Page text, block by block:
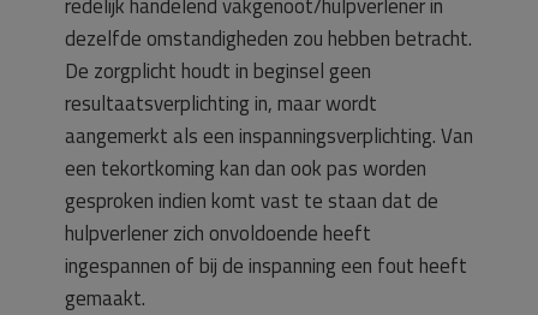
dezelfde omstandigheden zou hebben betracht.
De zorgplicht houdt in beginsel geen
resultaatsverplichting in, maar wordt
aangemerkt als een inspanningsverplichting. Van
een tekortkoming kan dan ook pas worden
gesproken indien komt vast te staan dat de
hulpverlener zich onvoldoende heeft
ingespannen of bij de inspanning een fout heeft
gemaakt.